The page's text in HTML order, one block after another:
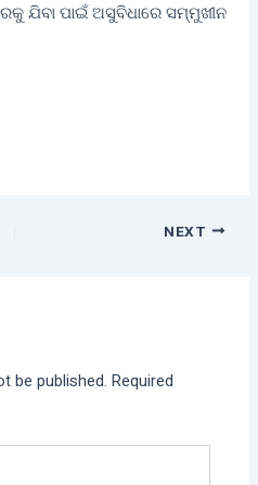
ଯିବା ପାଇଁ ଅସୁବିଧାରେ ସମ୍ମୁଖୀନ
NEXT
be published. Required